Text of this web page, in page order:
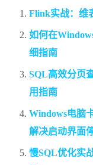
Flink实战：维
如何在
细指南
SQL高效分页
用指南
Windows电脑
解决启动界面
慢SQL优化实